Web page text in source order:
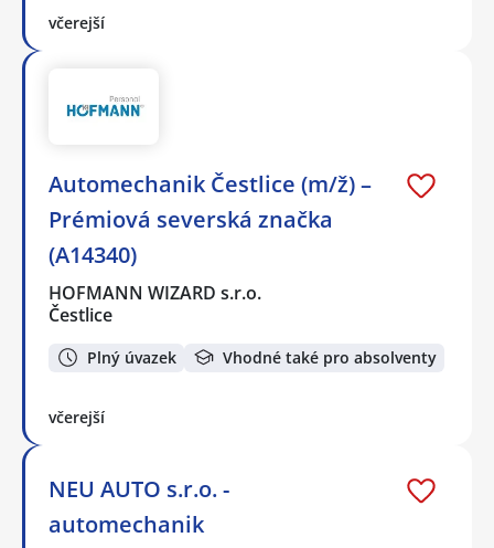
včerejší
Automechanik Čestlice (m/ž) –
Prémiová severská značka
(A14340)
HOFMANN WIZARD s.r.o.
Čestlice
Plný úvazek Vhodné také pro absolventy
včerejší
NEU AUTO s.r.o. -
automechanik